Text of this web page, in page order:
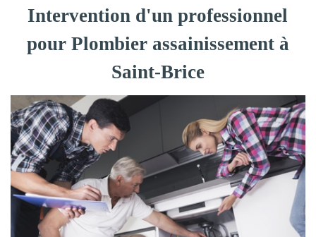
Intervention d'un professionnel
pour Plombier assainissement à
Saint-Brice